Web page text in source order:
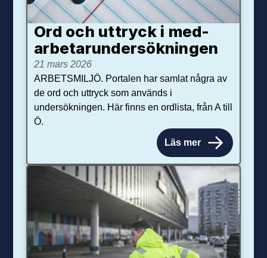
Ord och uttryck i med­­
arbetar­­under­sökningen
21 mars 2026
ARBETSMILJÖ. Portalen har samlat några av
de ord och uttryck som används i
undersökningen. Här finns en ordlista, från A till
Ö.
Läs mer